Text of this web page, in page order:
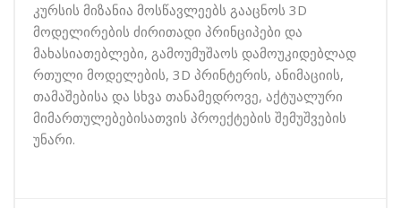
კურსის მიზანია მოსწავლეებს გააცნოს 3D
მოდელირების ძირითადი პრინციპები და
მახასიათებლები, გამოუმუშაოს დამოუკიდებლად
რთული მოდელების, 3D პრინტერის, ანიმაციის,
თამაშებისა და სხვა თანამედროვე, აქტუალური
მიმართულებებისათვის პროექტების შემუშვების
უნარი.